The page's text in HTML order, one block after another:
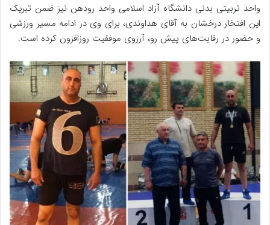
واحد تربیتی بدنی دانشگاه آزاد اسلامی واحد رودهن نیز ضمن تبریک
این افتخار درخشان به آقای هداوندی، برای وی در ادامه مسیر ورزشی
و حضور در رقابت‌های پیش رو، آرزوی موفقیت روزافزون کرده است.